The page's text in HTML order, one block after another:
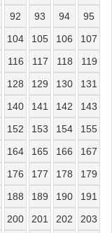
92 93 94
95
104 105 106
107
116 117 118
119
128 129 130
131
140 141 142
143
152 153 154
155
164 165 166
167
176 177 178
179
188 189 190
191
200 201 202
203